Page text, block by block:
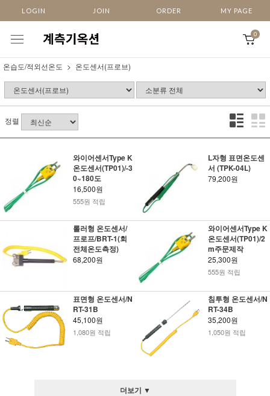
LOGIN JOIN ORDER MY PAGE
0
온습도/적외선온도 온도센서(프로브)
정렬
와이어센서Type K
온도센서(TP01)/-3
0~180도
16,500원
555원 적립
L자형 표면온도센
서 (TPK-04L)
79,200원
롤러형 온도센서/
프로프/BRT-1(회
전체온도측정)
68,200원
와이어센서Type K
온도센서(TP01)/2
m주문제작
25,300원
555원 적립
표면형 온도센서/N
RT-31B
45,100원
1,080원 적립
침투형 온도센서/N
RT-34B
35,200원
1,050원 적립
더보기 ▼